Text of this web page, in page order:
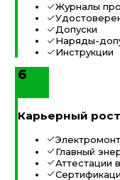
Журналы
Допуски
Наряды-
Инструкции
6
Карьерный рост
Главный
Аттестации